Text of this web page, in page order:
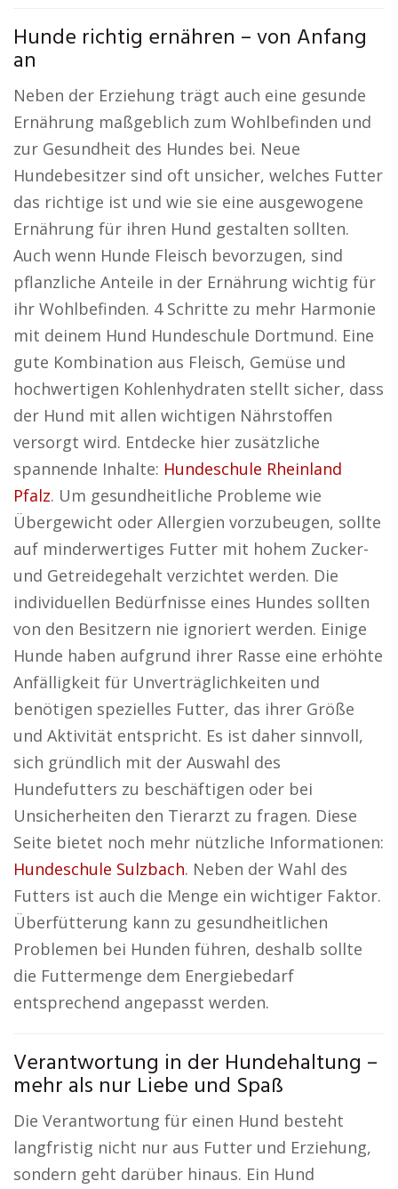
Hunde richtig ernähren – von Anfang
an
Neben der Erziehung trägt auch eine gesunde
Ernährung maßgeblich zum Wohlbefinden und
zur Gesundheit des Hundes bei. Neue
Hundebesitzer sind oft unsicher, welches Futter
das richtige ist und wie sie eine ausgewogene
Ernährung für ihren Hund gestalten sollten.
Auch wenn Hunde Fleisch bevorzugen, sind
pflanzliche Anteile in der Ernährung wichtig für
ihr Wohlbefinden. 4 Schritte zu mehr Harmonie
mit deinem Hund Hundeschule Dortmund. Eine
gute Kombination aus Fleisch, Gemüse und
hochwertigen Kohlenhydraten stellt sicher, dass
der Hund mit allen wichtigen Nährstoffen
versorgt wird. Entdecke hier zusätzliche
spannende Inhalte: Hundeschule Rheinland
Pfalz. Um gesundheitliche Probleme wie
Übergewicht oder Allergien vorzubeugen, sollte
auf minderwertiges Futter mit hohem Zucker-
und Getreidegehalt verzichtet werden. Die
individuellen Bedürfnisse eines Hundes sollten
von den Besitzern nie ignoriert werden. Einige
Hunde haben aufgrund ihrer Rasse eine erhöhte
Anfälligkeit für Unverträglichkeiten und
benötigen spezielles Futter, das ihrer Größe
und Aktivität entspricht. Es ist daher sinnvoll,
sich gründlich mit der Auswahl des
Hundefutters zu beschäftigen oder bei
Unsicherheiten den Tierarzt zu fragen. Diese
Seite bietet noch mehr nützliche Informationen:
Hundeschule Sulzbach. Neben der Wahl des
Futters ist auch die Menge ein wichtiger Faktor.
Überfütterung kann zu gesundheitlichen
Problemen bei Hunden führen, deshalb sollte
die Futtermenge dem Energiebedarf
entsprechend angepasst werden.
Verantwortung in der Hundehaltung –
mehr als nur Liebe und Spaß
Die Verantwortung für einen Hund besteht
langfristig nicht nur aus Futter und Erziehung,
sondern geht darüber hinaus. Ein Hund